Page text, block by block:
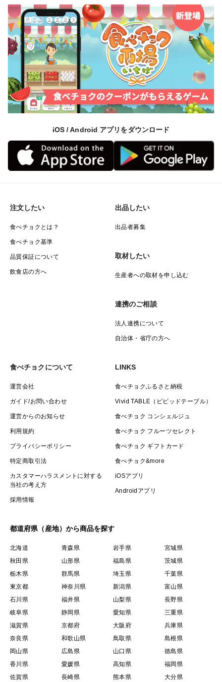
iOS / Android アプリをダウンロード
注文したい
食べチョクとは？
食べチョク基準
品質保証について
飲食店の方へ
出品したい
出品者募集
取材したい
生産者への取材を申し込む
連携のご相談
法人連携について
自治体・省庁の方へ
食べチョクについて
運営会社
ガイド/お問い合わせ
運営からのお知らせ
利用規約
プライバシーポリシー
特定商取引法
カスタマーハラスメントに対する
当社の考え方
採用情報
LINKS
食べチョクふるさと納税
Vivid TABLE（ビビッドテーブル）
食べチョク コンシェルジュ
食べチョク フルーツセレクト
食べチョク ギフトカード
食べチョク&more
iOSアプリ
Androidアプリ
都道府県（産地）から商品を探す
北海道 青森県 岩手県
宮城県
秋田県
山形県 福島県
茨城県
栃木県
群馬県 埼玉県
千葉県
東京都
神奈川県 新潟県
富山県
石川県
福井県 山梨県
長野県
岐阜県
静岡県 愛知県
三重県
滋賀県
京都府 大阪府
兵庫県
奈良県
和歌山県 鳥取県
島根県
岡山県
広島県 山口県
徳島県
香川県
愛媛県 高知県
福岡県
佐賀県
長崎県 熊本県 大分県